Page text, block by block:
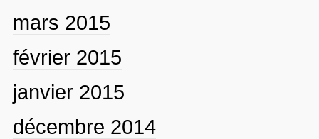
mars 2015
février 2015
janvier 2015
décembre 2014